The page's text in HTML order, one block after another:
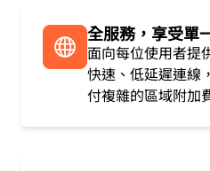
全服務，享受單
面向每位使用者提
快速、低延遲連線
付複雜的區域附加